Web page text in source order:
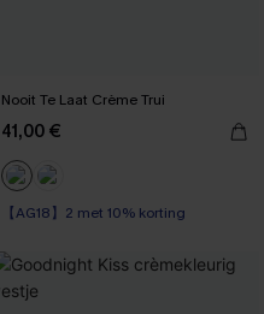
Nooit Te Laat Crème Trui
41,00 €
【AG18】2 met 10% korting
High Waist